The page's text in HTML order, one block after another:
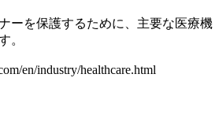
ーを保護するために、主要な医療機
。
en/industry/healthcare.html